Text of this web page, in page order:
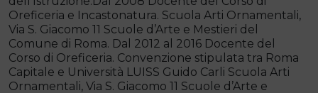
Oreficeria e Incastonatura. Scuola Arti Ornamentali,
Via S. Giacomo 11 Scuole d’Arte e Mestieri del
Comune di Roma. Dal 2012 al 2016 Docente del
Corso di Oreficeria. Convenzione stipulata tra Roma
Capitale e Università LUISS Guido Carli Scuola Arti
Ornamentali, Via S. Giacomo 11 Scuole d’Arte e